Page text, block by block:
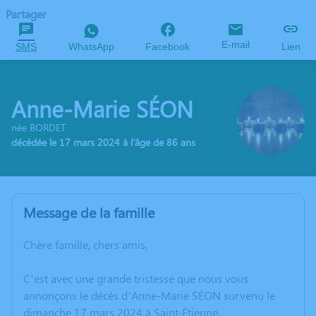
Partager
SMS WhatsApp Facebook E-mail Lien
Anne-Marie SÉON
née BORDET
décédée le 17 mars 2024 à l'âge de 86 ans
Message de la famille
Chère famille, chers amis,
C’est avec une grande tristesse que nous vous
annonçons le décès d’Anne-Marie SÉON survenu le
dimanche 17 mars 2024 à Saint-Étienne.